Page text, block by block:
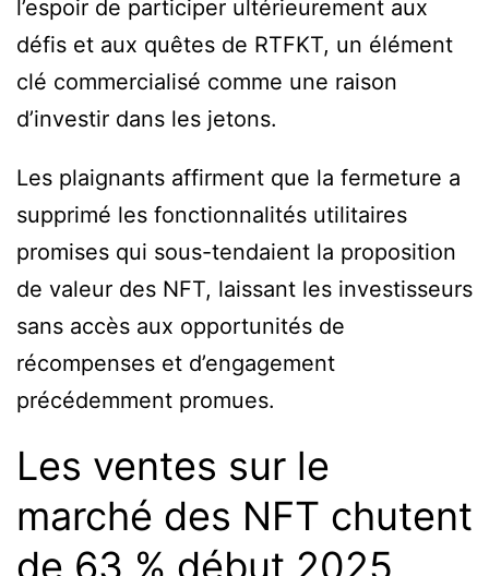
l’espoir de participer ultérieurement aux
défis et aux quêtes de RTFKT, un élément
clé commercialisé comme une raison
d’investir dans les jetons.
Les plaignants affirment que la fermeture a
supprimé les fonctionnalités utilitaires
promises qui sous-tendaient la proposition
de valeur des NFT, laissant les investisseurs
sans accès aux opportunités de
récompenses et d’engagement
précédemment promues.
Les ventes sur le
marché des NFT chutent
de 63 % début 2025